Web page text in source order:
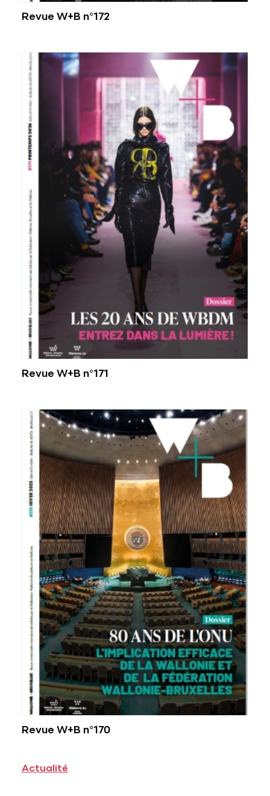
Revue W+B n°172
Voir plus
Revue W+B n°171
Voir plus
Revue W+B n°170
Actualité